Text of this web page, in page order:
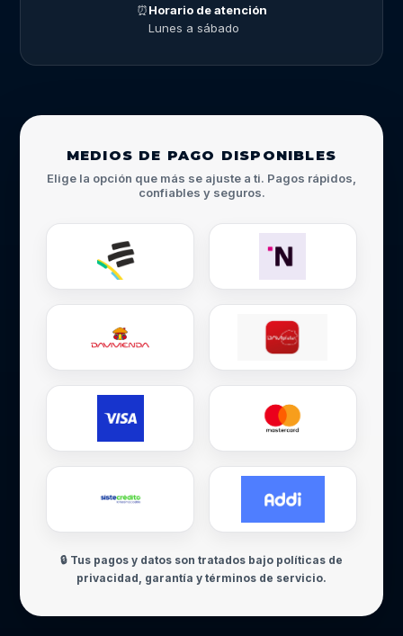
⏰Horario de atención
Lunes a sábado
MEDIOS DE PAGO DISPONIBLES
Elige la opción que más se ajuste a ti. Pagos rápidos,
confiables y seguros.
🔒 Tus pagos y datos son tratados bajo políticas de
privacidad, garantía y términos de servicio.